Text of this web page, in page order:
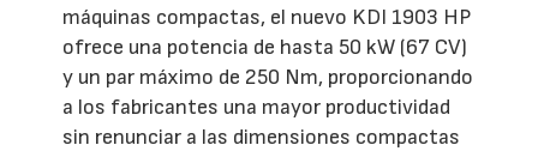
máquinas compactas, el nuevo KDI 1903 HP
ofrece una potencia de hasta 50 kW (67 CV)
y un par máximo de 250 Nm, proporcionando
a los fabricantes una mayor productividad
sin renunciar a las dimensiones compactas